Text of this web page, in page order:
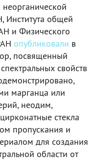
Института общей
и Физического
опубликовали в
посвященный
свойств
марганца или
неодим,
стекла
пропускания и
для создания
области от